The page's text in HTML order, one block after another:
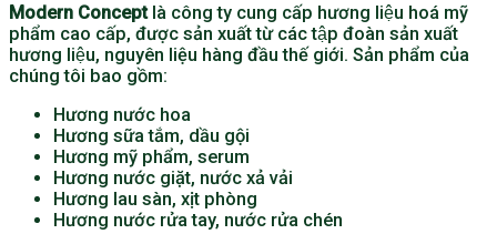
Modern Conceptlà công ty cung cấp hương liệu hoá mỹ
phẩm cao cấp, được sản xuất từ các tập đoàn sản xuất
hương liệu, nguyên liệu hàng đầu thế giới. Sản phẩm của
chúng tôi bao gồm:
Hương nước hoa
Hương sữa tắm, dầu gội
Hương mỹ phẩm, serum
Hương nước giặt, nước xả vải
Hương lau sàn, xịt phòng
Hương nước rửa tay, nước rửa chén